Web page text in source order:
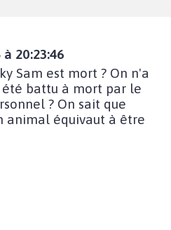
20:23:46
Sam est mort ? On n'a
été battu à mort par le
? On sait que
animal équivaut à être